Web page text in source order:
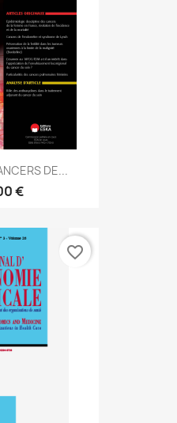
DE...
€
favorite_border